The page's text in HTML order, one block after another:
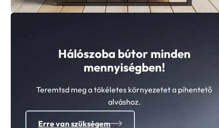
Hálószoba bútor minden
mennyiségben!
Teremtsd meg a tökéletes környezetet a pihentető
alváshoz.
Erre van szükségem